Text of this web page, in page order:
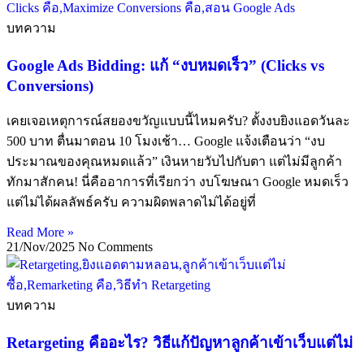
บทความ
Google Ads Bidding: แก้ “งบหมดเร็ว” (Clicks vs
Conversions)
เคยเจอเหตุการณ์สยองขวัญแบบนี้ไหมครับ? ตั้งงบยิงแอดวันละ
500 บาท ตื่นมาตอน 10 โมงเช้า… Google แจ้งเตือนว่า “งบ
ประมาณของคุณหมดแล้ว” เงินหายวับไปกับตา แต่ไม่มีลูกค้า
ทักมาสักคน! นี่คืออาการที่เรียกว่า งบโฆษณา Google หมดเร็ว
แต่ไม่ได้ผลลัพธ์ครับ ความผิดพลาดไม่ได้อยู่ที่
Read More »
21/Nov/2025 No Comments
บทความ
Retargeting คืออะไร? วิธีแก้ปัญหาลูกค้าเข้าเว็บแต่ไม่